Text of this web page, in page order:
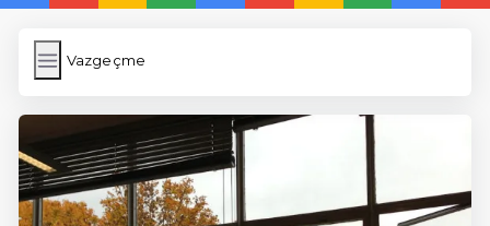
Vazgeçme
Vazgeçme
Link Kısaltma
WP Cache